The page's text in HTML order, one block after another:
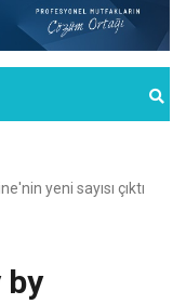
yeni sayısı çıktı
by